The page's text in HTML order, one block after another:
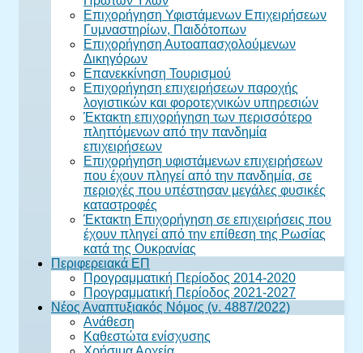
Επιχορήγηση Υφιστάμενων Επιχειρήσεων
Γυμναστηρίων, Παιδότοπων
Επιχορήγηση Αυτοαπασχολούμενων
Δικηγόρων
Επανεκκίνηση Τουρισμού
Επιχορήγηση επιχειρήσεων παροχής
λογιστικών και φοροτεχνικών υπηρεσιών
Έκτακτη επιχορήγηση των περισσότερο
πληττόμενων από την πανδημία
επιχειρήσεων
Επιχορήγηση υφιστάμενων επιχειρήσεων
που έχουν πληγεί από την πανδημία, σε
περιοχές που υπέστησαν μεγάλες φυσικές
καταστροφές
Έκτακτη Επιχορήγηση σε επιχειρήσεις που
έχουν πληγεί από την επίθεση της Ρωσίας
κατά της Ουκρανίας
Περιφερειακά ΕΠ
Προγραμματική Περίοδος 2014-2020
Προγραμματική Περίοδος 2021-2027
Νέος Αναπτυξιακός Νόμος (ν. 4887/2022)
Ανάθεση
Καθεστώτα ενίσχυσης